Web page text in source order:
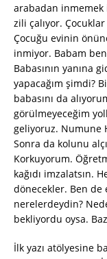
arabadan inmemek
zili çalıyor.
Çocuğu evinin
inmiyor. Babam
Babasının yanına
yapacağım şimdi?
babasını da
görülmeyeceğim
geliyoruz. Numune
Sonra da kolunu
Korkuyorum.
kağıdı imzalatsın.
dönecekler. Ben de
nerelerdeydin?
bekliyordu oysa.
İlk yazı atölyesine